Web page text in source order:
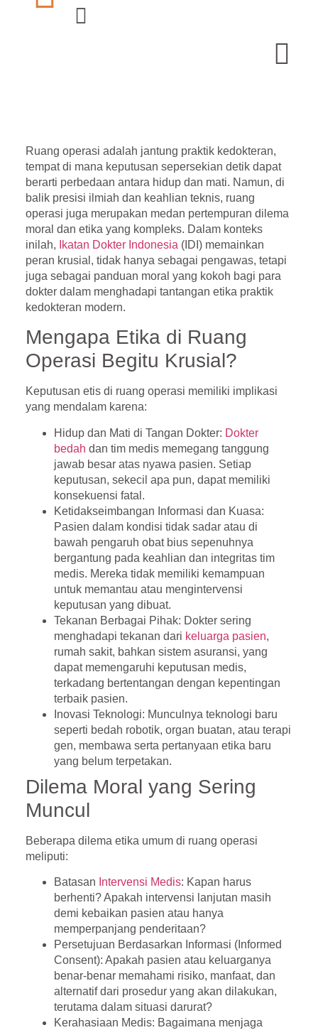
Ruang operasi adalah jantung praktik kedokteran,
tempat di mana keputusan sepersekian detik dapat
berarti perbedaan antara hidup dan mati. Namun, di
balik presisi ilmiah dan keahlian teknis, ruang
operasi juga merupakan medan pertempuran dilema
moral dan etika yang kompleks. Dalam konteks
inilah,
Ikatan Dokter Indonesia (IDI) memainkan
peran krusial, tidak hanya sebagai pengawas, tetapi
juga sebagai panduan moral yang kokoh bagi para
dokter dalam menghadapi tantangan etika praktik
kedokteran modern.
Mengapa Etika di Ruang
Operasi Begitu Krusial?
Keputusan etis di ruang operasi memiliki implikasi
yang mendalam karena:
Hidup dan Mati di Tangan Dokter: Dokter
bedah dan tim medis memegang tanggung
jawab besar atas nyawa pasien. Setiap
keputusan, sekecil apa pun, dapat memiliki
konsekuensi fatal.
Ketidakseimbangan Informasi dan Kuasa:
Pasien dalam kondisi tidak sadar atau di
bawah pengaruh obat bius sepenuhnya
bergantung pada keahlian dan integritas tim
medis. Mereka tidak memiliki kemampuan
untuk memantau atau mengintervensi
keputusan yang dibuat.
Tekanan Berbagai Pihak: Dokter sering
menghadapi tekanan dari keluarga pasien,
rumah sakit, bahkan sistem asuransi, yang
dapat memengaruhi keputusan medis,
terkadang bertentangan dengan kepentingan
terbaik pasien.
Inovasi Teknologi: Munculnya teknologi baru
seperti bedah robotik, organ buatan, atau terapi
gen, membawa serta pertanyaan etika baru
yang belum terpetakan.
Dilema Moral yang Sering
Muncul
Beberapa dilema etika umum di ruang operasi
meliputi:
Batasan Intervensi Medis: Kapan harus
berhenti? Apakah intervensi lanjutan masih
demi kebaikan pasien atau hanya
memperpanjang penderitaan?
Persetujuan Berdasarkan Informasi (Informed
Consent): Apakah pasien atau keluarganya
benar-benar memahami risiko, manfaat, dan
alternatif dari prosedur yang akan dilakukan,
terutama dalam situasi darurat?
Kerahasiaan Medis: Bagaimana menjaga